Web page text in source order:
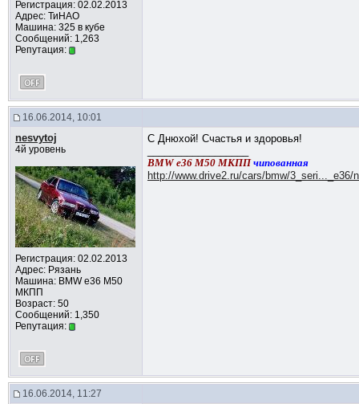
Регистрация: 02.02.2013
Адрес: ТиНАО
Машина: 325 в кубе
Сообщений: 1,263
Репутация:
16.06.2014, 10:01
nesvytoj
4й уровень
Регистрация: 02.02.2013
Адрес: Рязань
Машина: BMW e36 M50
МКПП
Возраст: 50
Сообщений: 1,350
Репутация:
С Днюхой! Счастья и здоровья!
BMW e36 M50 МКПП чипованная
http://www.drive2.ru/cars/bmw/3_seri..._e36/
16.06.2014, 11:27